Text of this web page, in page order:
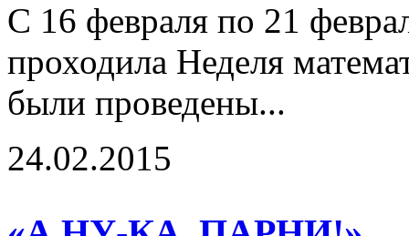
С 16 февраля по 21
проходила Неделя
были проведены...
24.02.2015